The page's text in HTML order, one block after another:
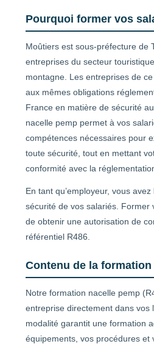
Pourquoi former vos
Moûtiers est sous-préfecture de
entreprises du secteur
montagne. Les entreprises de
aux mêmes obligations
France en matière de sécurité
nacelle pemp permet à vos
compétences nécessaires pour
toute sécurité, tout en mettant
conformité avec la
En tant qu’employeur, vous avez
sécurité de vos salariés. Former
de obtenir une autorisation de
référentiel R486.
Contenu de la
Notre formation nacelle pemp
entreprise directement dans vos
modalité garantit une formation
équipements, vos procédures et